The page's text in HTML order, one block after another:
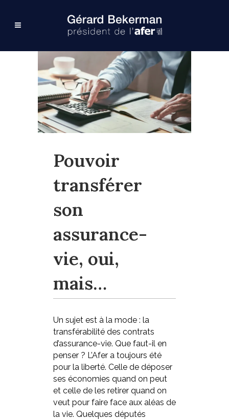
Pouvoir
transférer
son
assurance-
vie, oui,
mais…
Un sujet est à la mode : la
transférabilité des contrats
d’assurance-vie. Que faut-il en
penser ? L’Afer a toujours été
pour la liberté. Celle de déposer
ses économies quand on peut
et celle de les retirer quand on
veut pour faire face aux aléas de
la vie. Quelques députés